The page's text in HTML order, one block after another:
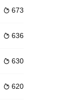
香
 673
 636
 630
 620